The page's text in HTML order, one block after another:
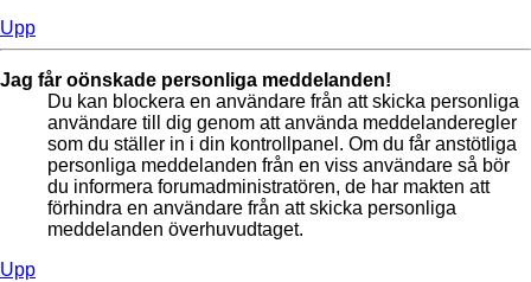
Upp
Jag får oönskade personliga meddelanden!
Du kan blockera en användare från att skicka personliga
användare till dig genom att använda meddelanderegler
som du ställer in i din kontrollpanel. Om du får anstötliga
personliga meddelanden från en viss användare så bör
du informera forumadministratören, de har makten att
förhindra en användare från att skicka personliga
meddelanden överhuvudtaget.
Upp